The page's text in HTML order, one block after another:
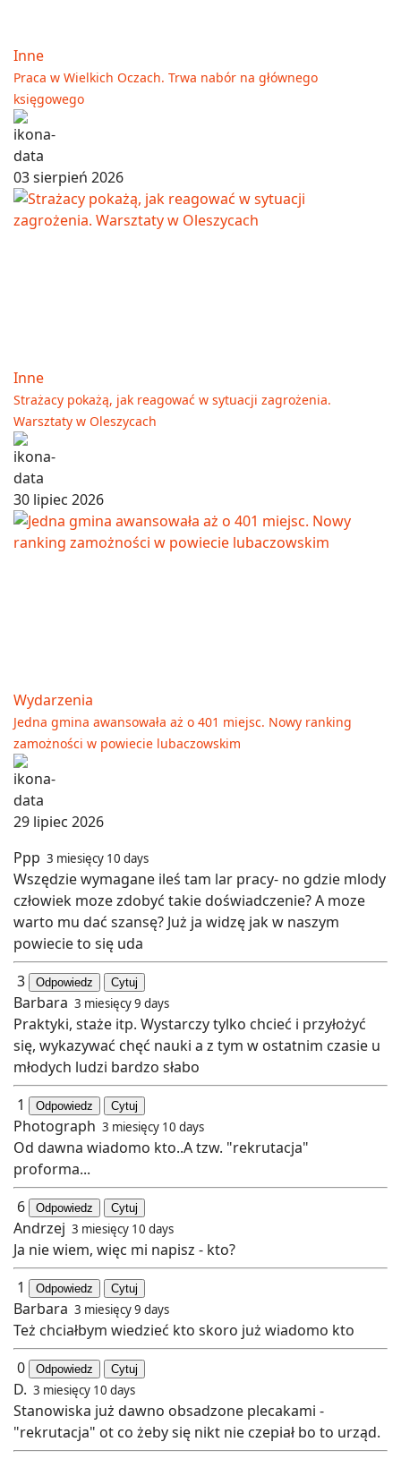
Inne
Praca w Wielkich Oczach. Trwa nabór na głównego
księgowego
03 sierpień 2026
Inne
Strażacy pokażą, jak reagować w sytuacji zagrożenia.
Warsztaty w Oleszycach
30 lipiec 2026
Wydarzenia
Jedna gmina awansowała aż o 401 miejsc. Nowy ranking
zamożności w powiecie lubaczowskim
29 lipiec 2026
Ppp 3 miesięcy 10 days
Wszędzie wymagane ileś tam lar pracy- no gdzie mlody
człowiek moze zdobyć takie doświadczenie? A moze
warto mu dać szansę? Już ja widzę jak w naszym
powiecie to się uda
3
Odpowiedz Cytuj
Barbara 3 miesięcy 9 days
Praktyki, staże itp. Wystarczy tylko chcieć i przyłożyć
się, wykazywać chęć nauki a z tym w ostatnim czasie u
młodych ludzi bardzo słabo
1
Odpowiedz Cytuj
Photograph 3 miesięcy 10 days
Od dawna wiadomo kto..A tzw. "rekrutacja"
proforma...
6
Odpowiedz Cytuj
Andrzej 3 miesięcy 10 days
Ja nie wiem, więc mi napisz - kto?
1
Odpowiedz Cytuj
Barbara 3 miesięcy 9 days
Też chciałbym wiedzieć kto skoro już wiadomo kto
0
Odpowiedz Cytuj
D. 3 miesięcy 10 days
Stanowiska już dawno obsadzone plecakami -
"rekrutacja" ot co żeby się nikt nie czepiał bo to urząd.